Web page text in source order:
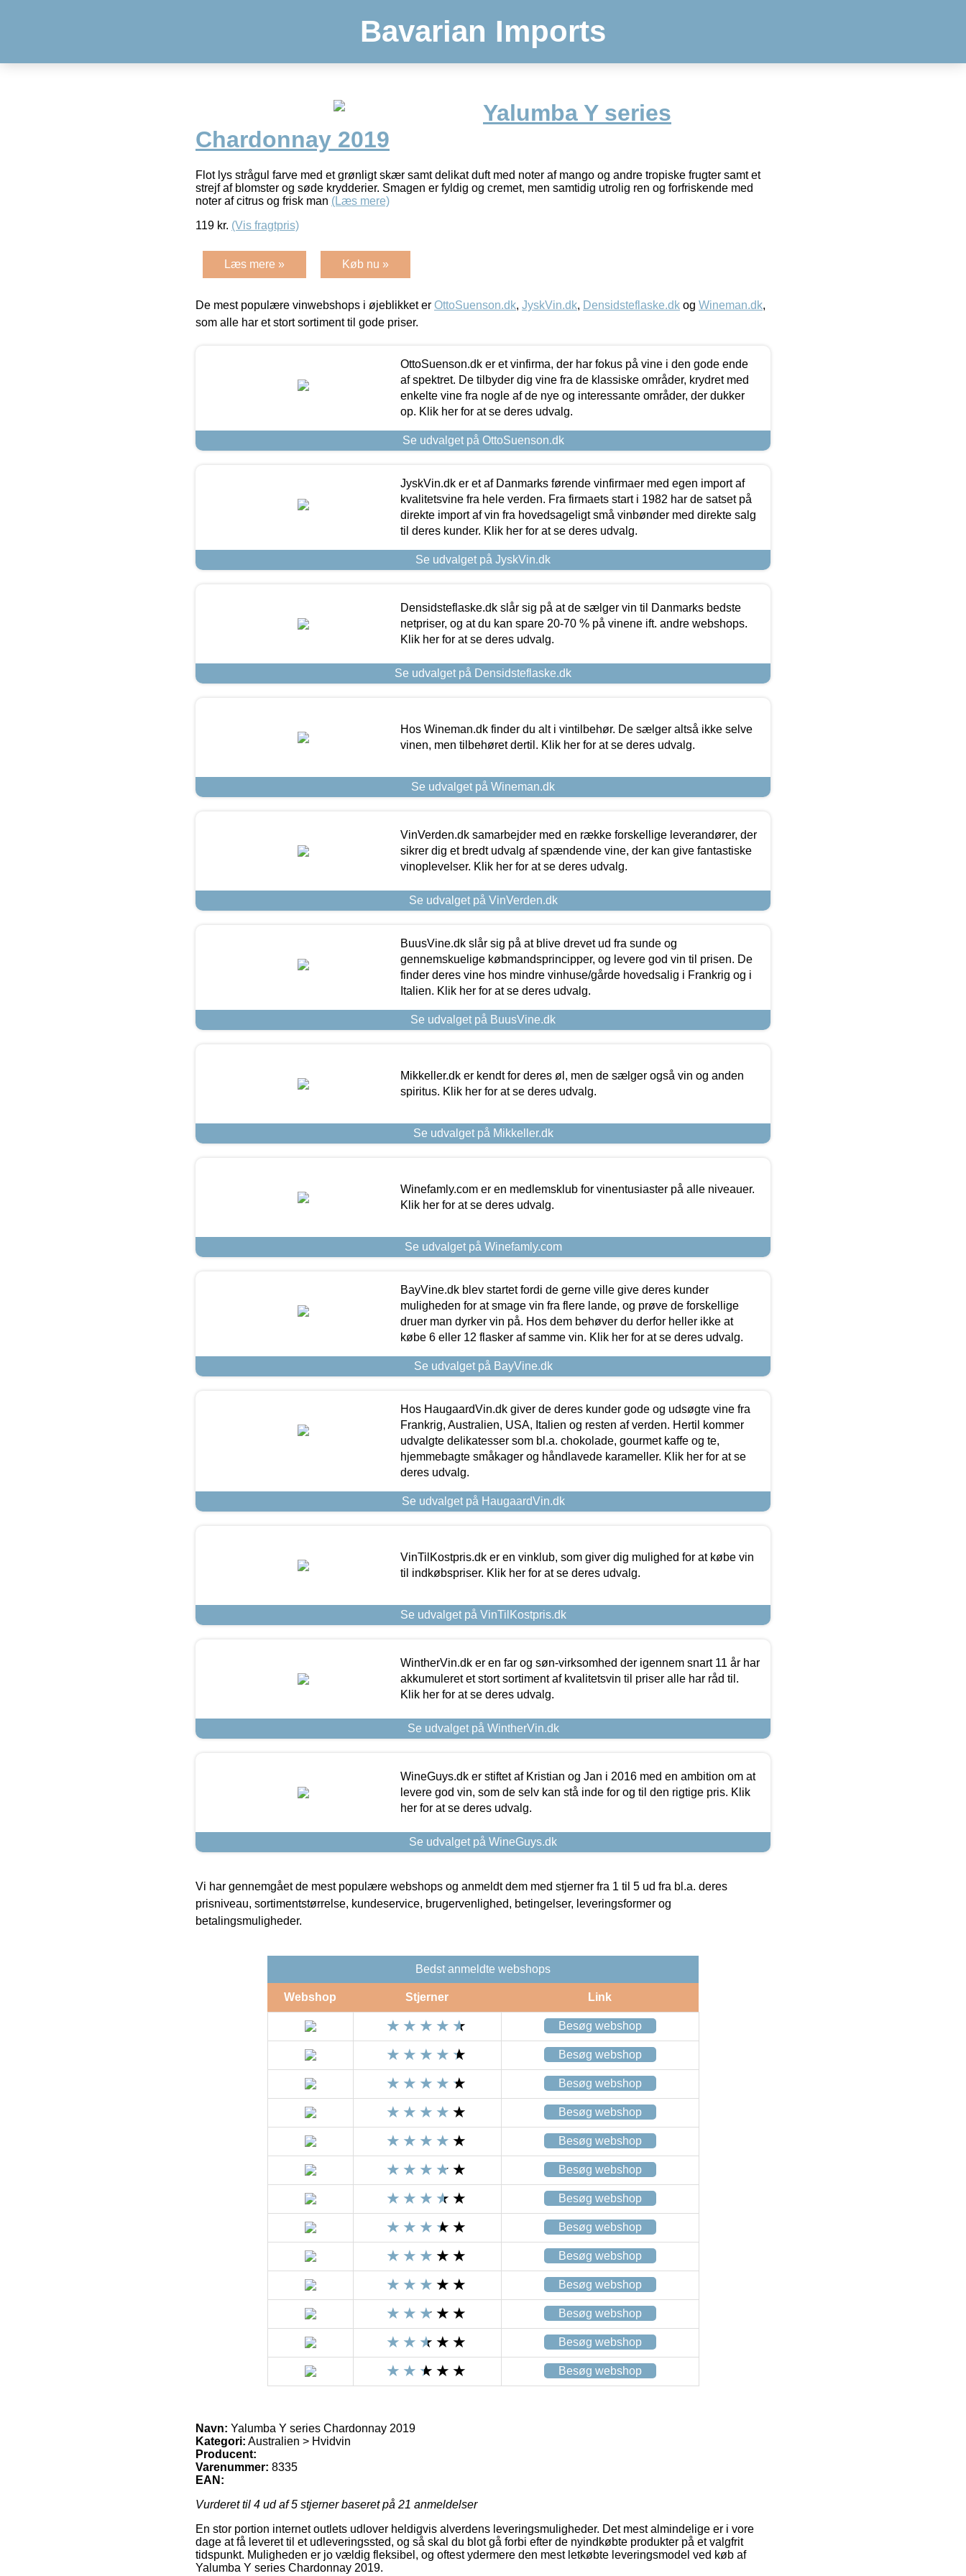
Bavarian Imports
Yalumba Y series
Chardonnay 2019
Flot lys strågul farve med et grønligt skær samt delikat duft med noter af mango og andre tropiske frugter samt et
strejf af blomster og søde krydderier. Smagen er fyldig og cremet, men samtidig utrolig ren og forfriskende med
noter af citrus og frisk man (Læs mere)
119 kr. (Vis fragtpris)
Læs mere » Køb nu »
De mest populære vinwebshops i øjeblikket er OttoSuenson.dk, JyskVin.dk, Densidsteflaske.dk og Wineman.dk,
som alle har et stort sortiment til gode priser.
OttoSuenson.dk er et vinfirma, der har fokus på vine i den gode ende
af spektret. De tilbyder dig vine fra de klassiske områder, krydret med
enkelte vine fra nogle af de nye og interessante områder, der dukker
op. Klik her for at se deres udvalg.
Se udvalget på OttoSuenson.dk
JyskVin.dk er et af Danmarks førende vinfirmaer med egen import af
kvalitetsvine fra hele verden. Fra firmaets start i 1982 har de satset på
direkte import af vin fra hovedsageligt små vinbønder med direkte salg
til deres kunder. Klik her for at se deres udvalg.
Se udvalget på JyskVin.dk
Densidsteflaske.dk slår sig på at de sælger vin til Danmarks bedste
netpriser, og at du kan spare 20-70 % på vinene ift. andre webshops.
Klik her for at se deres udvalg.
Se udvalget på Densidsteflaske.dk
Hos Wineman.dk finder du alt i vintilbehør. De sælger altså ikke selve
vinen, men tilbehøret dertil. Klik her for at se deres udvalg.
Se udvalget på Wineman.dk
VinVerden.dk samarbejder med en række forskellige leverandører, der
sikrer dig et bredt udvalg af spændende vine, der kan give fantastiske
vinoplevelser. Klik her for at se deres udvalg.
Se udvalget på VinVerden.dk
BuusVine.dk slår sig på at blive drevet ud fra sunde og
gennemskuelige købmandsprincipper, og levere god vin til prisen. De
finder deres vine hos mindre vinhuse/gårde hovedsalig i Frankrig og i
Italien. Klik her for at se deres udvalg.
Se udvalget på BuusVine.dk
Mikkeller.dk er kendt for deres øl, men de sælger også vin og anden
spiritus. Klik her for at se deres udvalg.
Se udvalget på Mikkeller.dk
Winefamly.com er en medlemsklub for vinentusiaster på alle niveauer.
Klik her for at se deres udvalg.
Se udvalget på Winefamly.com
BayVine.dk blev startet fordi de gerne ville give deres kunder
muligheden for at smage vin fra flere lande, og prøve de forskellige
druer man dyrker vin på. Hos dem behøver du derfor heller ikke at
købe 6 eller 12 flasker af samme vin. Klik her for at se deres udvalg.
Se udvalget på BayVine.dk
Hos HaugaardVin.dk giver de deres kunder gode og udsøgte vine fra
Frankrig, Australien, USA, Italien og resten af verden. Hertil kommer
udvalgte delikatesser som bl.a. chokolade, gourmet kaffe og te,
hjemmebagte småkager og håndlavede karameller. Klik her for at se
deres udvalg.
Se udvalget på HaugaardVin.dk
VinTilKostpris.dk er en vinklub, som giver dig mulighed for at købe vin
til indkøbspriser. Klik her for at se deres udvalg.
Se udvalget på VinTilKostpris.dk
WintherVin.dk er en far og søn-virksomhed der igennem snart 11 år har
akkumuleret et stort sortiment af kvalitetsvin til priser alle har råd til.
Klik her for at se deres udvalg.
Se udvalget på WintherVin.dk
WineGuys.dk er stiftet af Kristian og Jan i 2016 med en ambition om at
levere god vin, som de selv kan stå inde for og til den rigtige pris. Klik
her for at se deres udvalg.
Se udvalget på WineGuys.dk
Vi har gennemgået de mest populære webshops og anmeldt dem med stjerner fra 1 til 5 ud fra bl.a. deres
prisniveau, sortimentstørrelse, kundeservice, brugervenlighed, betingelser, leveringsformer og
betalingsmuligheder.
Bedst anmeldte webshops
Webshop Stjerner Link
Besøg webshop
Besøg webshop
Besøg webshop
Besøg webshop
Besøg webshop
Besøg webshop
Besøg webshop
Besøg webshop
Besøg webshop
Besøg webshop
Besøg webshop
Besøg webshop
Besøg webshop
Navn: Yalumba Y series Chardonnay 2019
Kategori: Australien > Hvidvin
Producent:
Varenummer: 8335
EAN:
Vurderet til 4 ud af 5 stjerner baseret på 21 anmeldelser
En stor portion internet outlets udlover heldigvis alverdens leveringsmuligheder. Det mest almindelige er i vore
dage at få leveret til et udleveringssted, og så skal du blot gå forbi efter de nyindkøbte produkter på et valgfrit
tidspunkt. Muligheden er jo vældig fleksibel, og oftest ydermere den mest letkøbte leveringsmodel ved køb af
Yalumba Y series Chardonnay 2019.